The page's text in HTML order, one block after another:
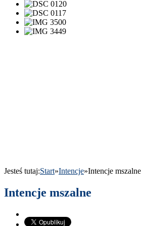
Jesteś tutaj:Start»Intencje»Intencje mszalne
Intencje mszalne